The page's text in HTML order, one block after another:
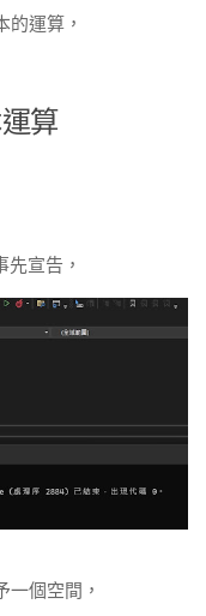
的運算，
算
先宣告，
個空間，